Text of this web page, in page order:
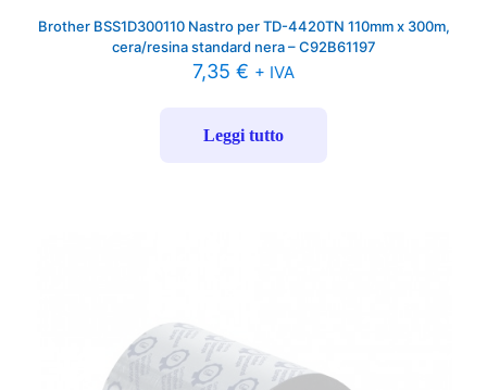
Brother BSS1D300110 Nastro per TD-4420TN 110mm x 300m,
cera/resina standard nera – C92B61197
7,35 € + IVA
Leggi tutto